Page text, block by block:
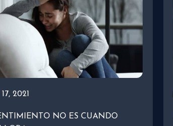
2021
NO ES CUANDO